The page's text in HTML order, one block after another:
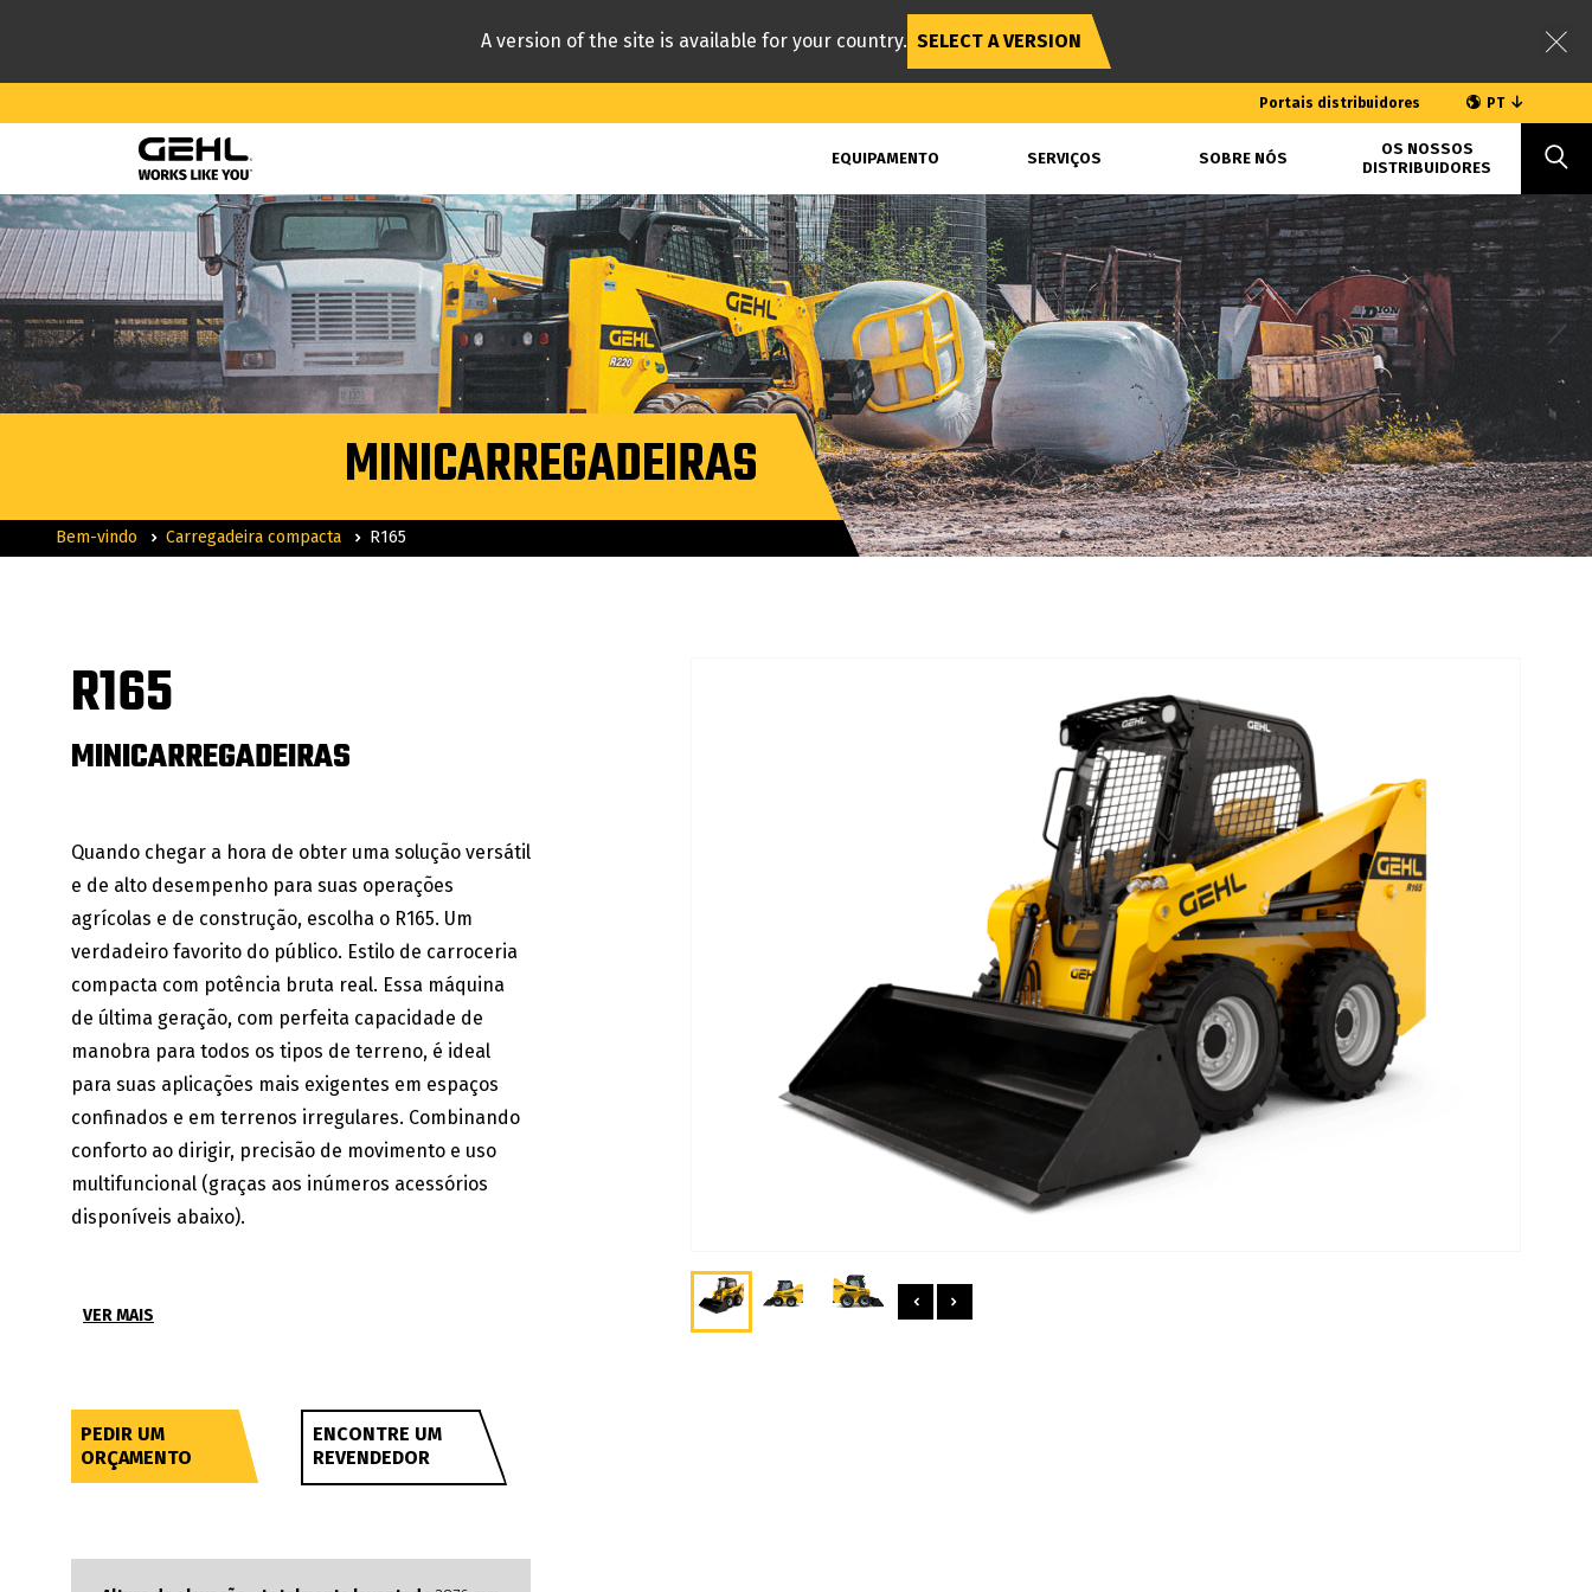
principal
A version of the site is available for your country. SELECT A VERSION
Portais distribuidores PT
EQUIPAMENTO SERVIÇOS SOBRE NÓS
OS NOSSOS
DISTRIBUIDORES
MINICARREGADEIRAS
Bem-vindo Carregadeira compacta R165
R165
MINICARREGADEIRAS
Quando chegar a hora de obter uma solução versátil
e de alto desempenho para suas operações
agrícolas e de construção, escolha o R165. Um
verdadeiro favorito do público. Estilo de carroceria
compacta com potência bruta real. Essa máquina
de última geração, com perfeita capacidade de
manobra para todos os tipos de terreno, é ideal
para suas aplicações mais exigentes em espaços
confinados e em terrenos irregulares. Combinando
conforto ao dirigir, precisão de movimento e uso
multifuncional (graças aos inúmeros acessórios
disponíveis abaixo).
VER MAIS
PEDIR UM
ORÇAMENTO
ENCONTRE UM
REVENDEDOR